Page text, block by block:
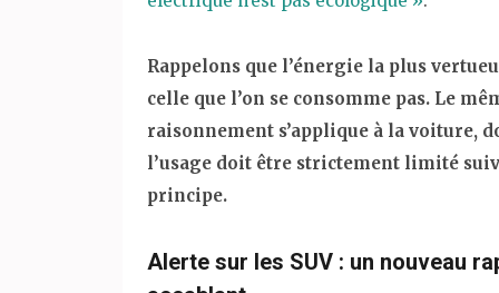
Rappelons que l’énergie la plus
celle que l’on se consomme pas. Le
raisonnement s’applique à la voiture,
l’usage doit être strictement limité
principe.
Alerte sur les SUV : un nouveau